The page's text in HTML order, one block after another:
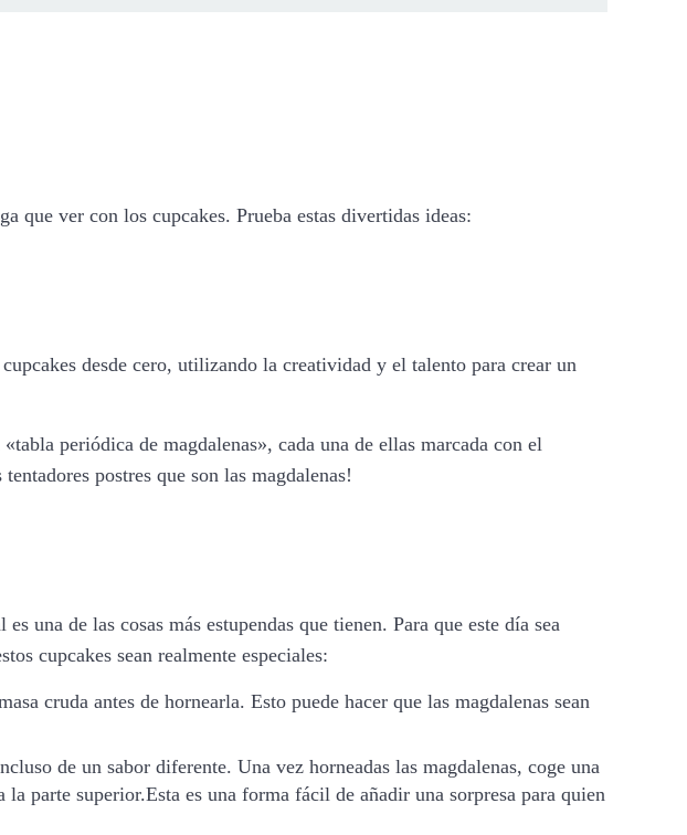
que ver con los cupcakes. Prueba estas divertidas ideas:
desde cero, utilizando la creatividad y el talento para crear un
periódica de magdalenas», cada una de ellas marcada con el
postres que son las magdalenas!
una de las cosas más estupendas que tienen. Para que este día sea
cupcakes sean realmente especiales:
cruda antes de hornearla. Esto puede hacer que las magdalenas sean
de un sabor diferente. Una vez horneadas las magdalenas, coge una
parte superior.Esta es una forma fácil de añadir una sorpresa para quien